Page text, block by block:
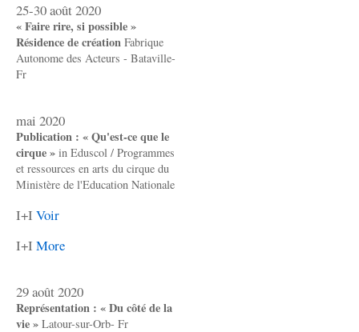
25-30 août 2020
« Faire rire, si possible »
Résidence de création Fabrique
Autonome des Acteurs - Bataville-
Fr
mai 2020
Publication : « Qu'est-ce que le
cirque » in Eduscol / Programmes
et ressources en arts du cirque du
Ministère de l'Education Nationale
I+I Voir
I+I More
29 août 2020
Représentation : « Du côté de la
vie » Latour-sur-Orb- Fr